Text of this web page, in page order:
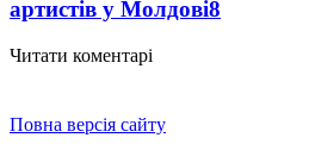
артистів у Молдові8
Читати коментарі
Повна версія сайту